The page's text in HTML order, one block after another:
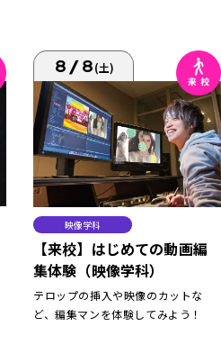
8/8(土)
映像学科
【来校】はじめての動画編
集体験（映像学科）
テロップの挿入や映像のカットな
ど、編集マンを体験してみよう！